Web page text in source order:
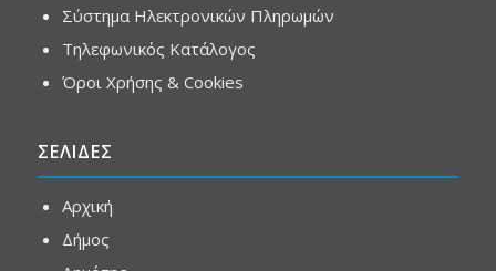
Σύστημα Ηλεκτρονικών Πληρωμών
Τηλεφωνικός Κατάλογος
Όροι Χρήσης & Cookies
ΣΕΛΙΔΕΣ
Αρχική
Δήμος